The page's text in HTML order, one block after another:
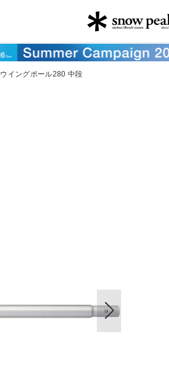
ウイングポール280 中段